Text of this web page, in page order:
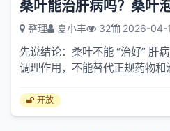
整理 夏小丰 32 2026-04-
先说结论：桑叶不能 “治好” 肝
调理作用，不能替代正规药物和
叶...开放